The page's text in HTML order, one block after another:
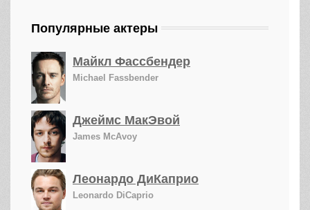
Популярные актеры
Майкл Фассбендер
Michael Fassbender
Джеймс МакЭвой
James McAvoy
Леонардо ДиКаприо
Leonardo DiCaprio